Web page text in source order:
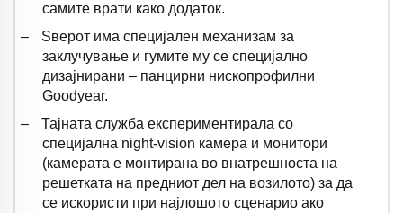
самите врати како додаток.
–
Ѕверот има специјален механизам за
заклучување и гумите му се специјално
дизајнирани – панцирни нископрофилни
Goodyear.
–
Тајната служба експериментирала со
специјална night-vision камера и монитори
(камерата е монтирана во внатрешноста на
решетката на предниот дел на возилото) за да
се искористи при најлошото сценарио ако